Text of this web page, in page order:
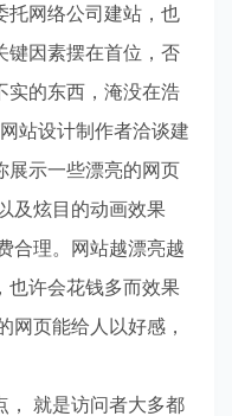
托网络公司建站，也
键因素摆在首位，否
实的东西，淹没在浩
站设计制作者洽谈建
展示一些漂亮的网页
及炫目的动画效果
合理。网站越漂亮越
也许会花钱多而效果
网页能给人以好感，
， 就是访问者大多都